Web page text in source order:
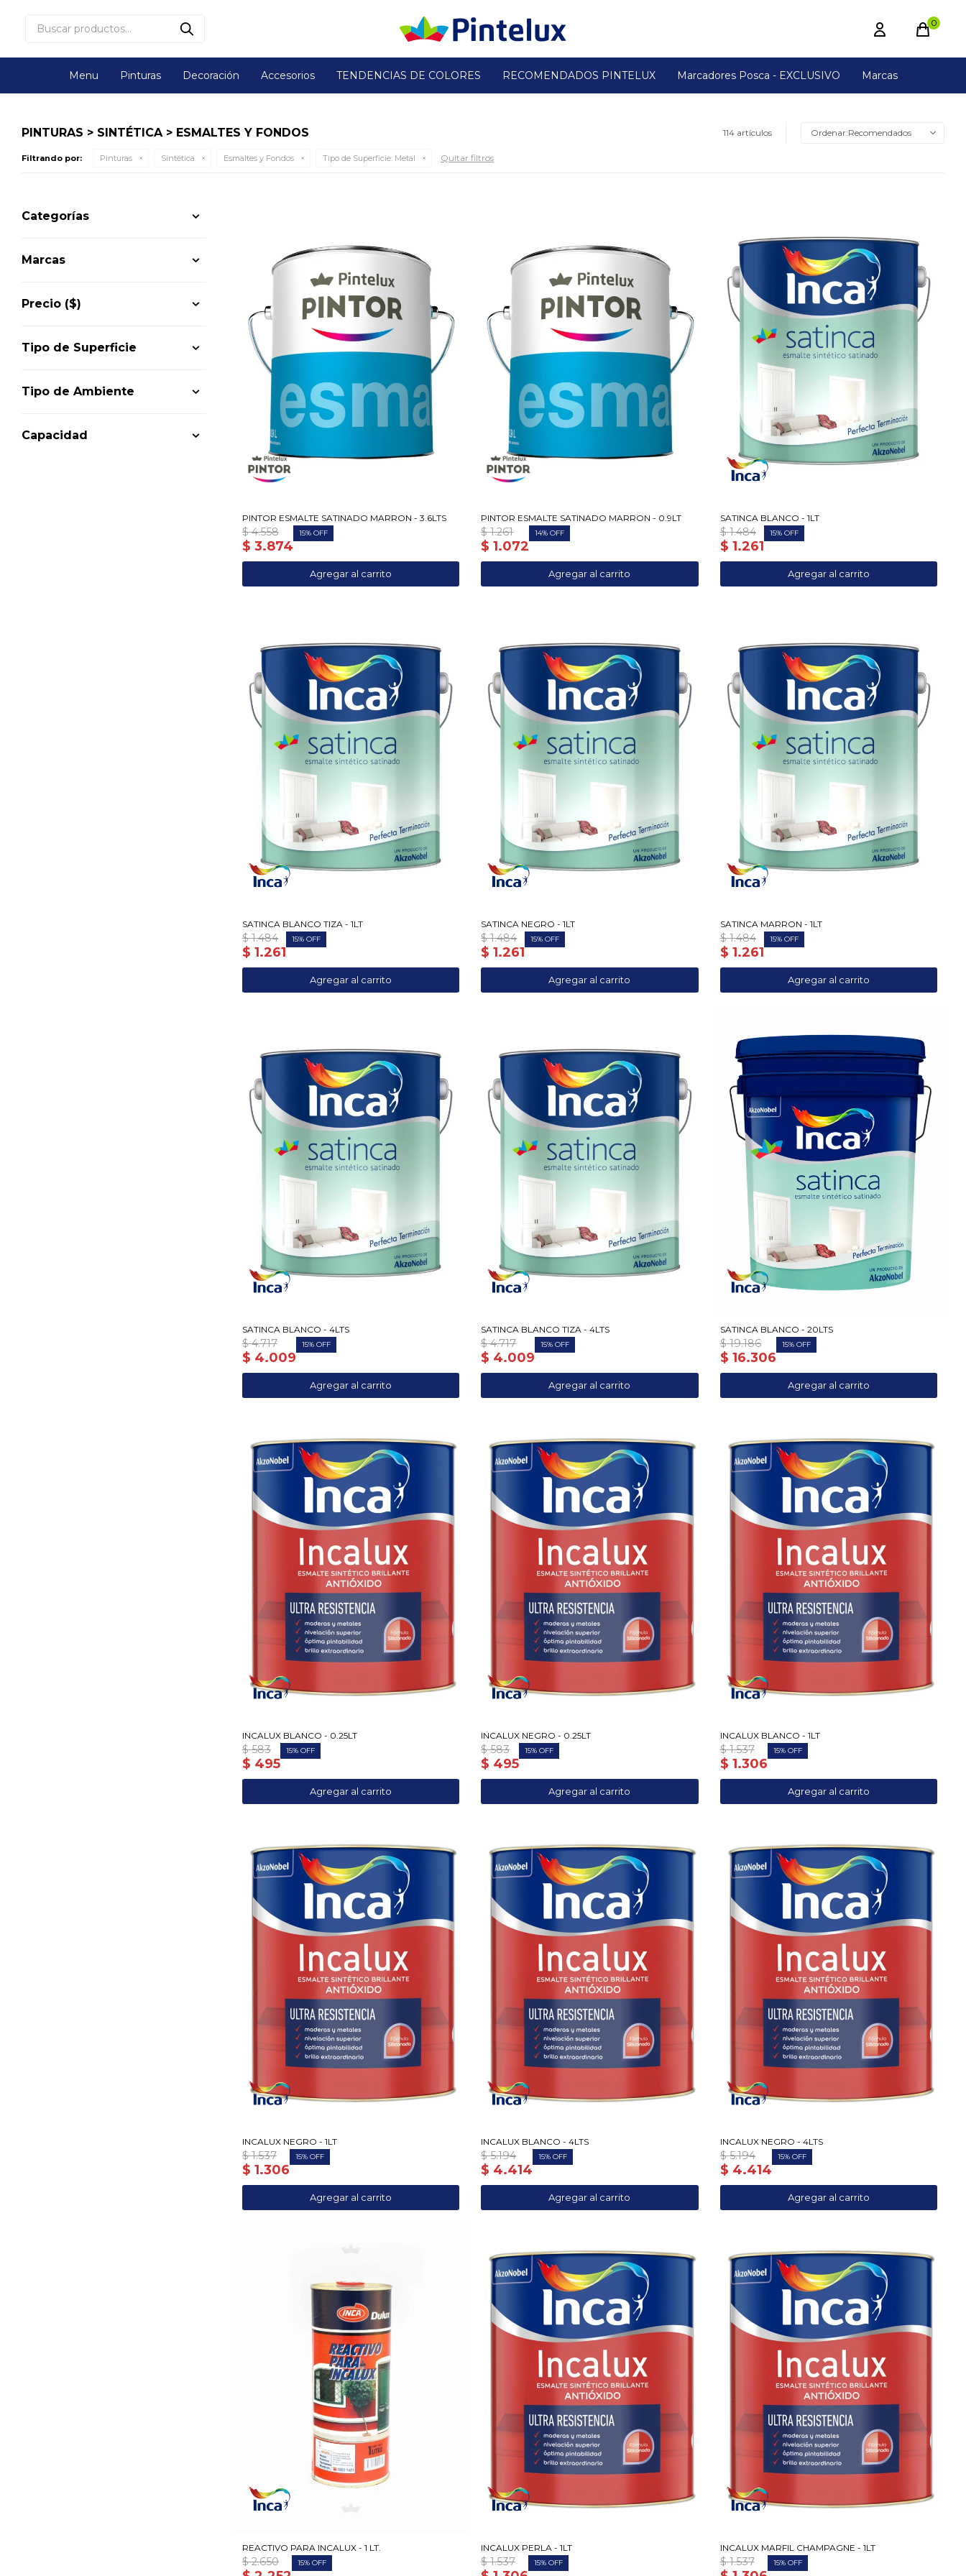
Menu Pinturas Decoración Accesorios TENDENCIAS DE COLORES RECOMENDADOS PINTELUX Marcadores Posca - EXCLUSIVO Marcas
0
PINTURAS > SINTÉTICA > ESMALTES Y FONDOS 114 artículos Recomendados
Filtrando por: Pinturas Sintética Esmaltes y Fondos Tipo de Superficie: Metal Quitar filtros
PINTOR ESMALTE SATINADO MARRON - 3.6LTS
$ 3.874
$ 4.558 15
PINTOR ESMALTE SATINADO MARRON - 0.9LT
$ 1.072
$ 1.261 14
SATINCA BLANCO - 1LT
$ 1.261
$ 1.484 15
SATINCA BLANCO TIZA - 1LT
$ 1.261
$ 1.484 15
SATINCA NEGRO - 1LT
$ 1.261
$ 1.484 15
SATINCA MARRON - 1LT
$ 1.261
$ 1.484 15
SATINCA BLANCO - 4LTS
$ 4.009
$ 4.717 15
SATINCA BLANCO TIZA - 4LTS
$ 4.009
$ 4.717 15
SATINCA BLANCO - 20LTS
$ 16.306
$ 19.186 15
INCALUX BLANCO - 0.25LT
$ 495
$ 583 15
INCALUX NEGRO - 0.25LT
$ 495
$ 583 15
INCALUX BLANCO - 1LT
$ 1.306
$ 1.537 15
INCALUX NEGRO - 1LT
$ 1.306
$ 1.537 15
INCALUX BLANCO - 4LTS
$ 4.414
$ 5.194 15
INCALUX NEGRO - 4LTS
$ 4.414
$ 5.194 15
REACTIVO PARA INCALUX - 1 LT.
$ 2.650 15
INCALUX PERLA - 1LT
$ 1.537 15
INCALUX MARFIL CHAMPAGNE - 1LT
$ 1.537 15
Categorías
Marcas
Precio ($)
Tipo de Superficie
Tipo de Ambiente
Capacidad